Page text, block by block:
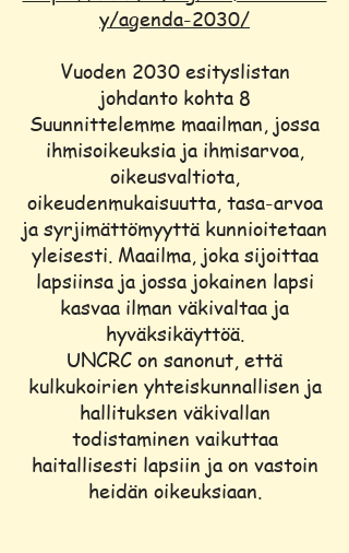
y/agenda-2030/
Vuoden 2030 esityslistan
johdanto kohta 8
Suunnittelemme maailman, jossa
ihmisoikeuksia ja ihmisarvoa,
oikeusvaltiota,
oikeudenmukaisuutta, tasa-arvoa
ja syrjimättömyyttä kunnioitetaan
yleisesti. Maailma, joka sijoittaa
lapsiinsa ja jossa jokainen lapsi
kasvaa ilman väkivaltaa ja
hyväksikäyttöä.
UNCRC on sanonut, että
kulkukoirien yhteiskunnallisen ja
hallituksen väkivallan
todistaminen vaikuttaa
haitallisesti lapsiin ja on vastoin
heidän oikeuksiaan.